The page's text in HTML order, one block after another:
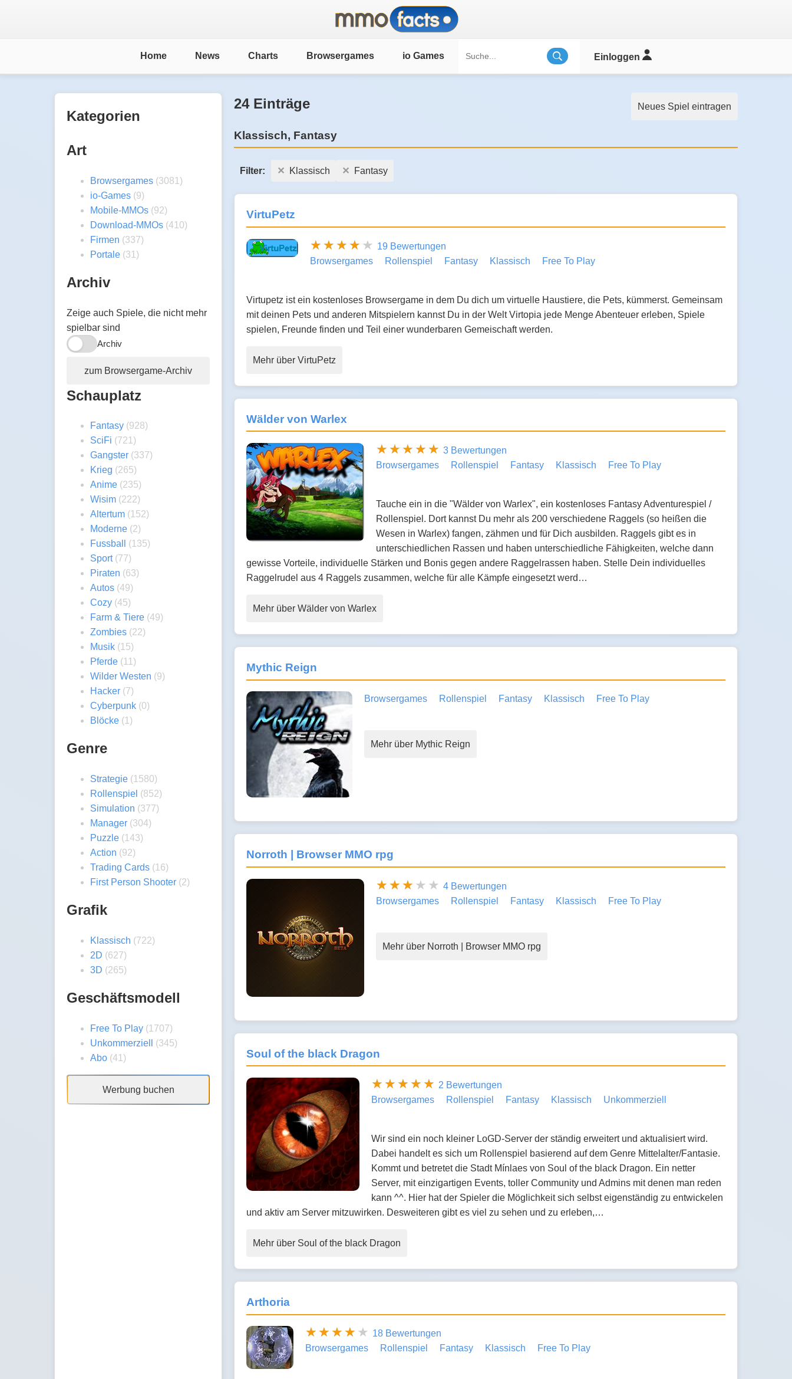
Home News Charts Browsergames io Games Einloggen
Kategorien
Art
Browsergames (3081)
io-Games (9)
Mobile-MMOs (92)
Download-MMOs (410)
Firmen (337)
Portale (31)
Archiv
Zeige auch Spiele, die nicht mehr
spielbar sind
Archiv
zum Browsergame-Archiv
Schauplatz
Fantasy (928)
SciFi (721)
Gangster (337)
Krieg (265)
Anime (235)
Wisim (222)
Altertum (152)
Moderne (2)
Fussball
(135)
Sport(77)
Piraten (63)
Autos (49)
Cozy (45)
Farm & Tiere (49)
Zombies (22)
Musik (15)
Pferde (11)
Wilder Westen (9)
Hacker (7)
Cyberpunk (0)
Blöcke (1)
Genre
Strategie (1580)
Rollenspiel (852)
Simulation (377)
Manager (304)
Puzzle (143)
Action (92)
Trading Cards (16)
First Person Shooter (2)
Grafik
Klassisch (722)
2D (627)
3D (265)
Geschäftsmodell
Free To Play (1707)
Unkommerziell
(345)
Abo (41)
Werbung buchen
Neues Spiel eintragen
24 Einträge
Klassisch, Fantasy
Filter: Klassisch Fantasy
VirtuPetz
19 Bewertungen
Browsergames
Rollenspiel Fantasy Klassisch Free To Play
Virtupetz ist ein kostenloses Browsergame in dem Du dich um virtuelle Haustiere, die Pets, kümmerst. Gemeinsam
mit deinen Pets und anderen Mitspielern kannst Du in der Welt Virtopia jede Menge Abenteuer erleben, Spiele
spielen, Freunde finden und Teil einer wunderbaren Gemeischaft werden.
Mehr über VirtuPetz
Wälder von Warlex
3 Bewertungen
Browsergames
Rollenspiel Fantasy Klassisch Free To Play
Tauche ein in die "Wälder von Warlex", ein kostenloses Fantasy Adventurespiel /
Rollenspiel. Dort kannst Du mehr als 200 verschiedene Raggels (so heißen die
Wesen in Warlex) fangen, zähmen und für Dich ausbilden. Raggels gibt es in
unterschiedlichen Rassen und haben unterschiedliche Fähigkeiten, welche dann
gewisse Vorteile, individuelle Stärken und Bonis gegen andere Raggelrassen haben. Stelle Dein individuelles
Raggelrudel aus 4 Raggels zusammen, welche für alle Kämpfe eingesetzt werd…
Mehr über Wälder von Warlex
Mythic Reign
Browsergames Rollenspiel Fantasy Klassisch Free To Play
Mehr über Mythic Reign
Norroth | Browser MMO rpg
4 Bewertungen
Browsergames
Rollenspiel Fantasy Klassisch Free To Play
Mehr über Norroth | Browser MMO rpg
Soul of the black Dragon
2 Bewertungen
Browsergames
Rollenspiel Fantasy Klassisch Unkommerziell
Wir sind ein noch kleiner LoGD-Server der ständig erweitert und aktualisiert wird.
Dabei handelt es sich um Rollenspiel basierend auf dem Genre Mittelalter/Fantasie.
Kommt und betretet die Stadt Mínlaes von Soul of the black Dragon. Ein netter
Server, mit einzigartigen Events, toller Community und Admins mit denen man reden
kann ^^. Hier hat der Spieler die Möglichkeit sich selbst eigenständig zu entwickelen
und aktiv am Server mitzuwirken. Desweiteren gibt es viel zu sehen und zu erleben,…
Mehr über Soul of the black Dragon
Arthoria
18 Bewertungen
Browsergames
Rollenspiel Fantasy Klassisch Free To Play